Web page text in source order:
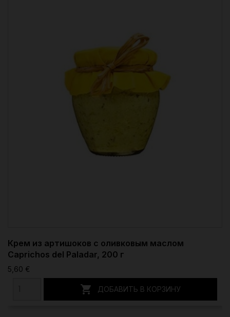
Крем из артишоков с оливковым маслом
Caprichos del Paladar, 200 г
5,60 €
 ДОБАВИТЬ В КОРЗИНУ